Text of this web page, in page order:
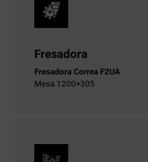
Fresadora
Fresadora Correa F2UA
Mesa 1200×305